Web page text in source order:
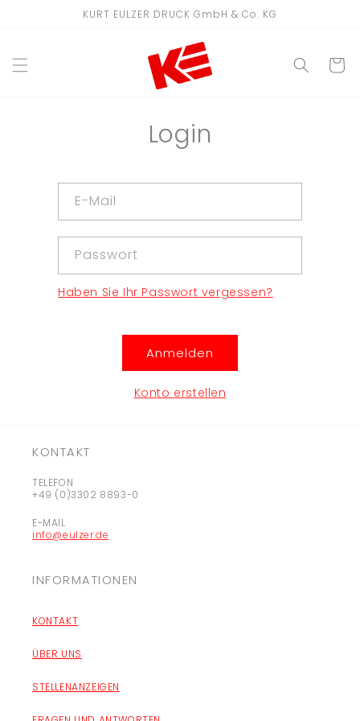
KURT EULZER DRUCK GmbH & Co. KG
Login
E-Mail
Passwort
Haben Sie Ihr Passwort vergessen?
Anmelden
Konto erstellen
KONTAKT
TELEFON
+49 (0)3302 8893-0
E-MAIL
info@eulzer.de
INFORMATIONEN
KONTAKT
ÜBER UNS
STELLENANZEIGEN